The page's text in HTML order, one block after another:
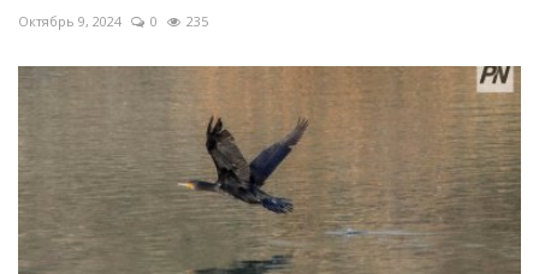
Октябрь 9, 2024 0 235